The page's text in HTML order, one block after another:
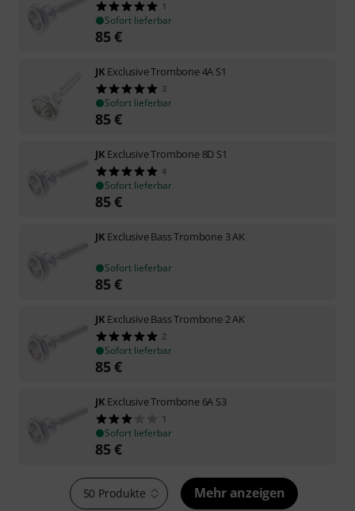
1
Sofort lieferbar
85€
JK Exclusive Trombone 4A S1
3
Sofort lieferbar
85€
JK Exclusive Trombone 8D S1
4
Sofort lieferbar
85€
JK Exclusive Bass Trombone 3 AK
Sofort lieferbar
85€
JK Exclusive Bass Trombone 2 AK
2
Sofort lieferbar
85€
JK Exclusive Trombone 6A S3
1
Sofort lieferbar
85€
50 Produkte Mehr anzeigen